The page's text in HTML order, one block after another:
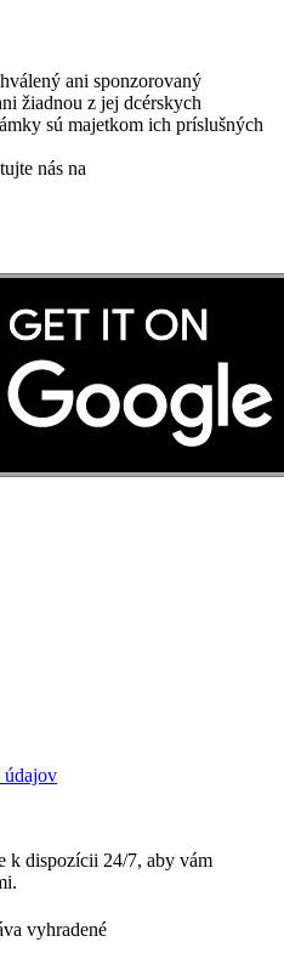
ani sponzorovaný
žiadnou z jej dcérskych
sú majetkom ich príslušných
nás na
údajov
k dispozícii 24/7, aby vám
vyhradené